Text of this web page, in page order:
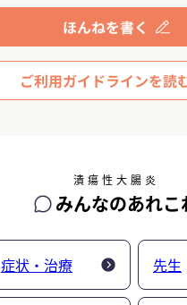
潰瘍性大腸炎
みんなのあれこ
症状・治療 先生